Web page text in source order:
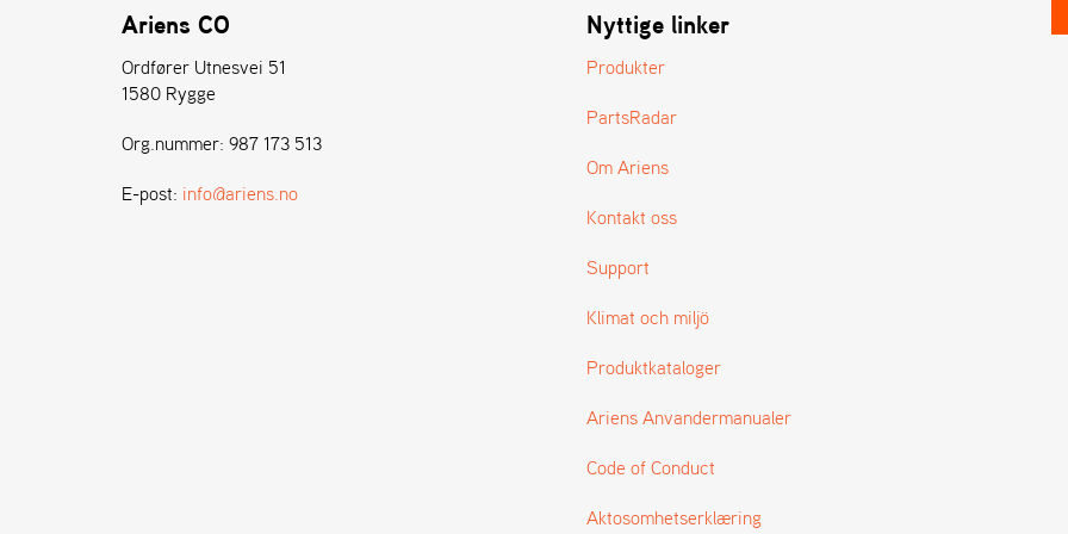
Ariens CO
Ordfører Utnesvei 51
1580 Rygge
Org.nummer: 987 173 513
E-post: info@ariens.no
Nyttige linker
Produkter
PartsRadar
Om Ariens
Kontakt oss
Support
Klimat och miljö
Produktkataloger
Ariens Anvandermanualer
Code of Conduct
Aktosomhetserklæring